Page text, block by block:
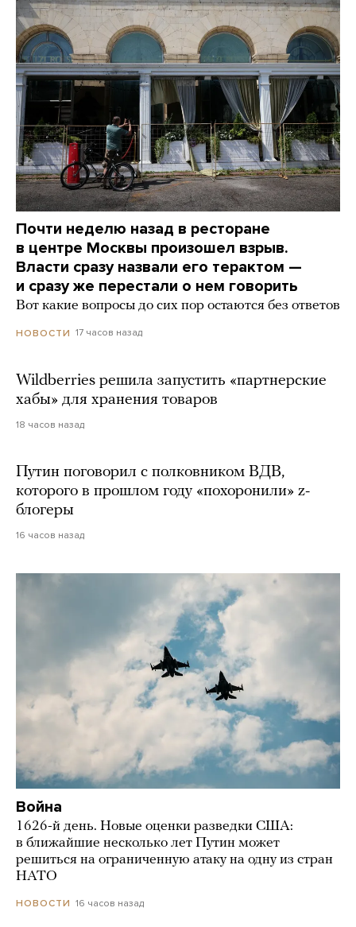
Почти неделю назад в ресторане
в центре Москвы произошел взрыв.
Власти сразу назвали его терактом —
и сразу же перестали о нем говорить
Вот какие вопросы до сих пор остаются без ответов
НОВОСТИ 17 часов назад
Wildberries решила запустить «партнерские
хабы» для хранения товаров
18 часов назад
Путин поговорил с полковником ВДВ,
которого в прошлом году «похоронили» z-
блогеры
16 часов назад
Война
1626-й день. Новые оценки разведки США:
в ближайшие несколько лет Путин может
решиться на ограниченную атаку на одну из стран
НАТО
НОВОСТИ 16 часов назад